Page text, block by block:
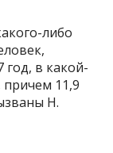
либо
год, в какой-
причем 11,9
H.